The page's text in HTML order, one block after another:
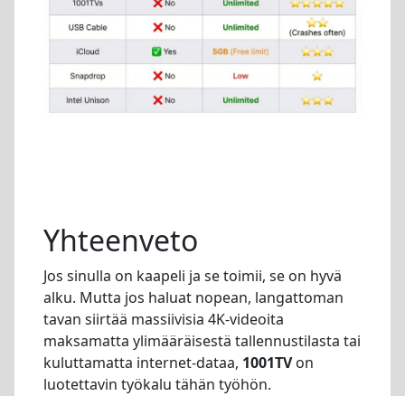
Yhteenveto
Jos sinulla on kaapeli ja se toimii, se on hyvä
alku. Mutta jos haluat nopean, langattoman
tavan siirtää massiivisia 4K-videoita
maksamatta ylimääräisestä tallennustilasta tai
kuluttamatta internet-dataa, 1001TVon
luotettavin työkalu tähän työhön.